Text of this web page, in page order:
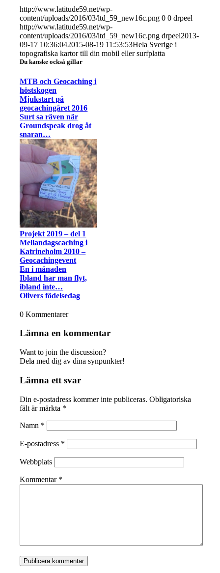
http://www.latitude59.net/wp-
content/uploads/2016/03/ltd_59_new16c.png 0 0 drpeel
http://www.latitude59.net/wp-
content/uploads/2016/03/ltd_59_new16c.png drpeel2013-
09-17 10:36:042015-08-19 11:53:53Hela Sverige i
topografiska kartor till din mobil eller surfplatta
Du kanske också gillar
MTB och Geocaching i
höstskogen
Mjukstart på
geocachingåret 2016
Surt sa räven när
Groundspeak drog åt
snaran…
Projekt 2019 – del 1
Mellandagscaching i
Katrineholm 2010 –
Geocachingevent
En i månaden
Ibland har man flyt,
ibland inte…
Olivers födelsedag
0 Kommentarer
Lämna en kommentar
Want to join the discussion?
Dela med dig av dina synpunkter!
Lämna ett svar
Din e-postadress kommer inte publiceras. Obligatoriska
fält är märkta *
Namn *
E-postadress *
Webbplats
Kommentar *